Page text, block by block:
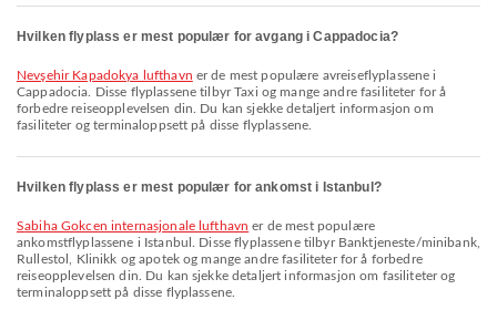
Hvilken flyplass er mest populær for avgang i Cappadocia?
Nevşehir Kapadokya lufthavn er de mest populære avreiseflyplassene i
Cappadocia. Disse flyplassene tilbyr Taxi og mange andre fasiliteter for å
forbedre reiseopplevelsen din. Du kan sjekke detaljert informasjon om
fasiliteter og terminaloppsett på disse flyplassene.
Hvilken flyplass er mest populær for ankomst i Istanbul?
Sabiha Gokcen internasjonale lufthavn er de mest populære
ankomstflyplassene i Istanbul. Disse flyplassene tilbyr Banktjeneste/minibank,
Rullestol, Klinikk og apotek og mange andre fasiliteter for å forbedre
reiseopplevelsen din. Du kan sjekke detaljert informasjon om fasiliteter og
terminaloppsett på disse flyplassene.